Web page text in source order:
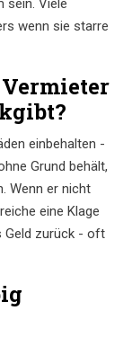
sein. Viele
wenn sie starre
einbehalten -
Grund behält,
Wenn er nicht
eine Klage
Geld zurück - oft